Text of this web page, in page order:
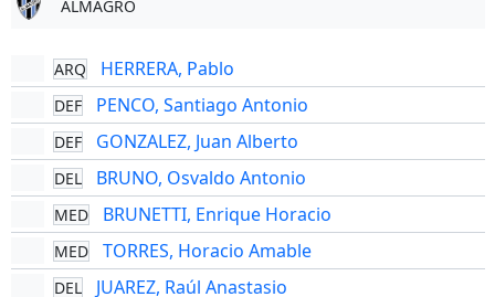
ALMAGRO
ARQ HERRERA, Pablo
DEF PENCO, Santiago Antonio
DEF GONZALEZ, Juan Alberto
DEL BRUNO, Osvaldo Antonio
MED BRUNETTI, Enrique Horacio
MED TORRES, Horacio Amable
DEL JUAREZ, Raúl Anastasio